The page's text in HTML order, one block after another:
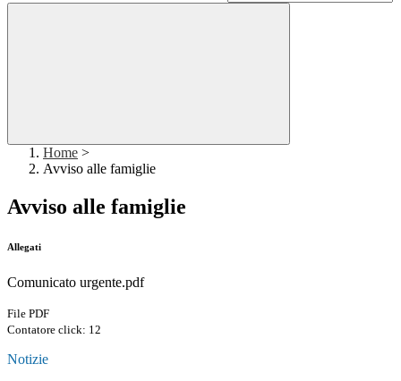
Home >
Avviso alle famiglie
Avviso alle famiglie
Allegati
Comunicato urgente.pdf
File PDF
Contatore click: 12
Notizie